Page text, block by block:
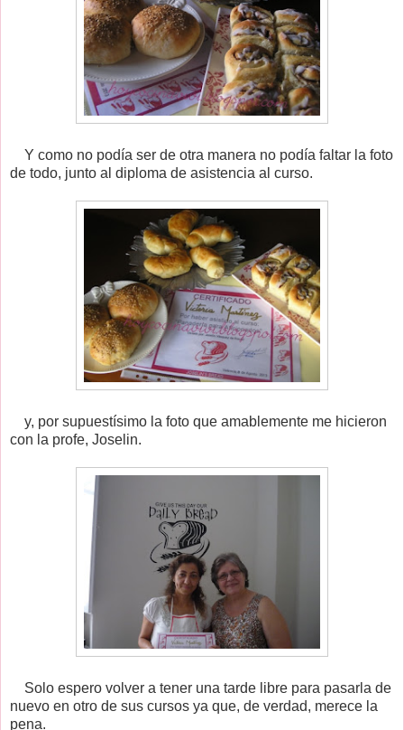
Y como no podía ser de otra manera no podía faltar la foto
de todo, junto al diploma de asistencia al curso.
y, por supuestísimo la foto que amablemente me hicieron
con la profe, Joselin.
Solo espero volver a tener una tarde libre para pasarla de
nuevo en otro de sus cursos ya que, de verdad, merece la
pena.